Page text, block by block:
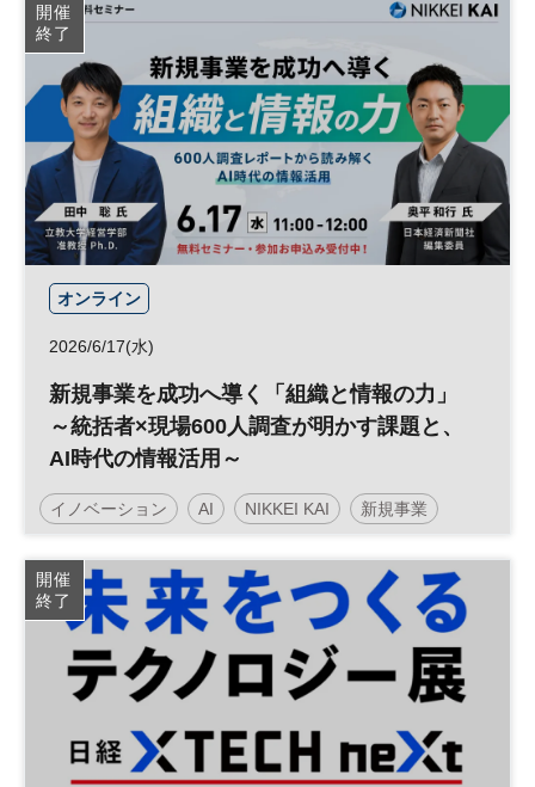
開催
終了
オンライン
2026/6/17(水)
新規事業を成功へ導く「組織と情報の力」
～統括者×現場600人調査が明かす課題と、
AI時代の情報活用～
イノベーション AI NIKKEI KAI 新規事業
参加無料
開催
終了